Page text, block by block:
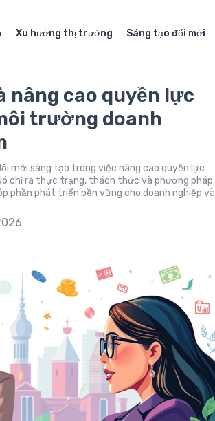
Xu hướng thị trường Sáng tạo đổi mới
nâng cao quyền lực
trường doanh
mới sáng tạo trong việc nâng cao quyền lực
chỉ ra thực trạng, thách thức và phương pháp
phần phát triển bền vững cho doanh nghiệp và